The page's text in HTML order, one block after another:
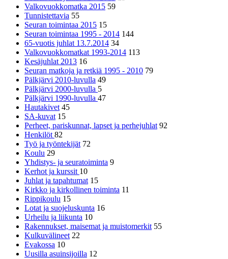
Valkovuokkomatka 2015 59
Tunnistettavia 55
Seuran toimintaa 2015 15
Seuran toimintaa 1995 - 2014 144
65-vuotis juhlat 13.7.2014 34
Valkovuokkomatkat 1993-2014 113
Kesäjuhlat 2013 16
Seuran matkoja ja retkiä 1995 - 2010 79
Pälkjärvi 2010-luvulla 49
Pälkjärvi 2000-luvulla 5
Pälkjärvi 1990-luvulla 47
Hautakivet 45
SA-kuvat 15
Perheet, pariskunnat, lapset ja perhejuhlat 92
Henkilöt82
Työ ja työntekijät 72
Koulu 29
Yhdistys- ja seuratoiminta 9
Kerhot ja kurssit 10
Juhlat ja tapahtumat 15
Kirkko ja kirkollinen toiminta 11
Rippikoulu 15
Lotat ja suojeluskunta 16
Urheilu ja liikunta 10
Rakennukset, maisemat ja muistomerkit 55
Kulkuvälineet 22
Evakossa 10
Uusilla asuinsijoilla 12